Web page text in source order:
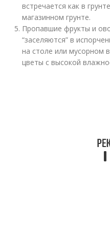
встречается как в
магазинном грунте.
Пропавшие фрукты и
“заселяются” в
на столе или мусорном
цветы с высокой